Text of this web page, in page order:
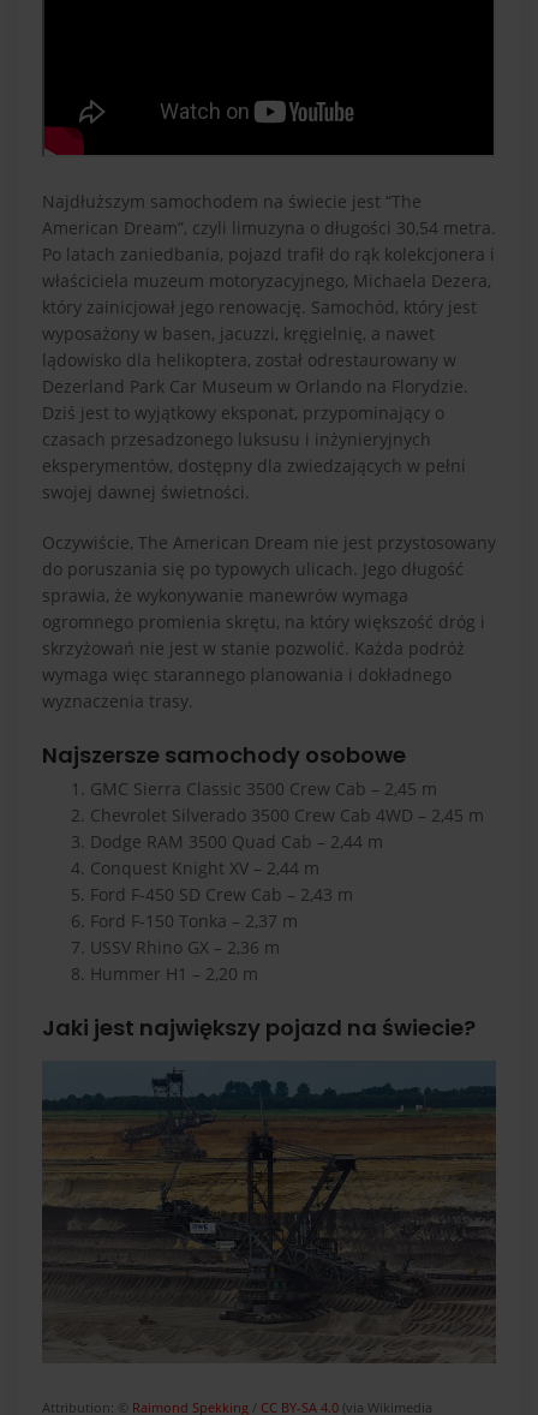
Najdłuższym samochodem na świecie jest “The
American Dream”, czyli limuzyna o długości 30,54 metra.
Po latach zaniedbania, pojazd trafił do rąk kolekcjonera i
właściciela muzeum motoryzacyjnego, Michaela Dezera,
który zainicjował jego renowację. Samochód, który jest
wyposażony w basen, jacuzzi, kręgielnię, a nawet
lądowisko dla helikoptera, został odrestaurowany w
Dezerland Park Car Museum w Orlando na Florydzie.
Dziś jest to wyjątkowy eksponat, przypominający o
czasach przesadzonego luksusu i inżynieryjnych
eksperymentów, dostępny dla zwiedzających w pełni
swojej dawnej świetności.
Oczywiście, The American Dream nie jest przystosowany
do poruszania się po typowych ulicach. Jego długość
sprawia, że wykonywanie manewrów wymaga
ogromnego promienia skrętu, na który większość dróg i
skrzyżowań nie jest w stanie pozwolić. Każda podróż
wymaga więc starannego planowania i dokładnego
wyznaczenia trasy.
Najszersze samochody osobowe
GMC Sierra Classic 3500 Crew Cab – 2,45 m
Chevrolet Silverado 3500 Crew Cab 4WD – 2,45 m
Dodge RAM 3500 Quad Cab – 2,44 m
Conquest Knight XV – 2,44 m
Ford F-450 SD Crew Cab – 2,43 m
Ford F-150 Tonka – 2,37 m
USSV Rhino GX – 2,36 m
Hummer H1 – 2,20 m
Jaki jest największy pojazd na świecie?
Attribution: © Raimond Spekking / CC BY-SA 4.0 (via Wikimedia